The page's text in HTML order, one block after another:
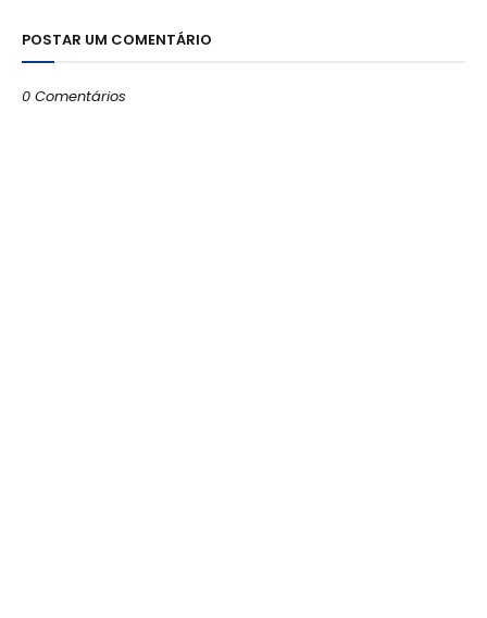
POSTAR UM COMENTÁRIO
0 Comentários